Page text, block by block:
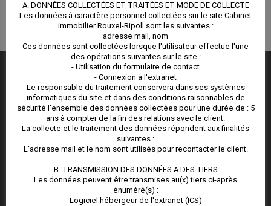
NOUS CONTACTER
Agence Immobilière Balaruc :
3 rue Montgolfier
34540, Balaruc-les-Bains
04 99 02 07 93
Page de contact
SUIVEZ NOUS
A. DONNÉES COLLECTÉES ET TRAITÉES ET MODE DE COLLECTE
Les données à caractère personnel collectées sur le site Cabinet
immobilier Rouxel-Ripoll sont les suivantes :
adresse mail, nom
Ces données sont collectées lorsque l'utilisateur effectue l'une
des opérations suivantes sur le site :
- Utilisation du formulaire de contact
- Connexion à l'extranet
Le responsable du traitement conservera dans ses systèmes
informatiques du site et dans des conditions raisonnables de
sécurité l'ensemble des données collectées pour une durée de : 5
ans à compter de la fin des relations avec le client.
La collecte et le traitement des données répondent aux finalités
suivantes :
L'adresse mail et le nom sont utilisés pour recontacter le client.
B. TRANSMISSION DES DONNÉES A DES TIERS
Les données peuvent être transmises au(x) tiers ci-après
énuméré(s) :
Logiciel hébergeur de l'extranet (ICS)